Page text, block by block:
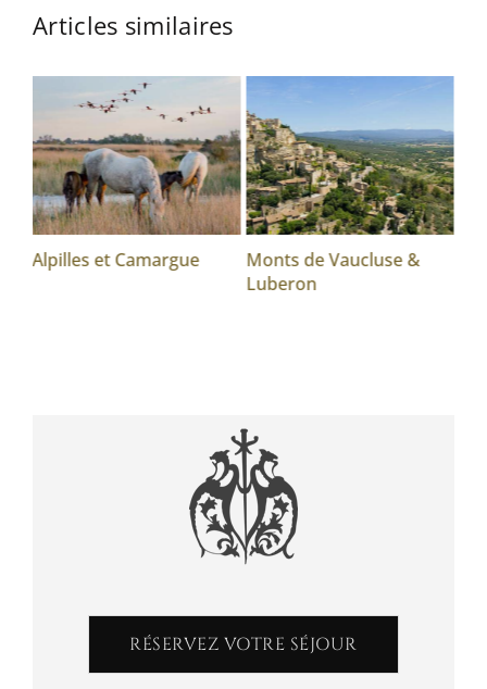
Articles similaires
Alpilles et Camargue
Monts de Vaucluse &
Luberon
RÉSERVEZ VOTRE SÉJOUR